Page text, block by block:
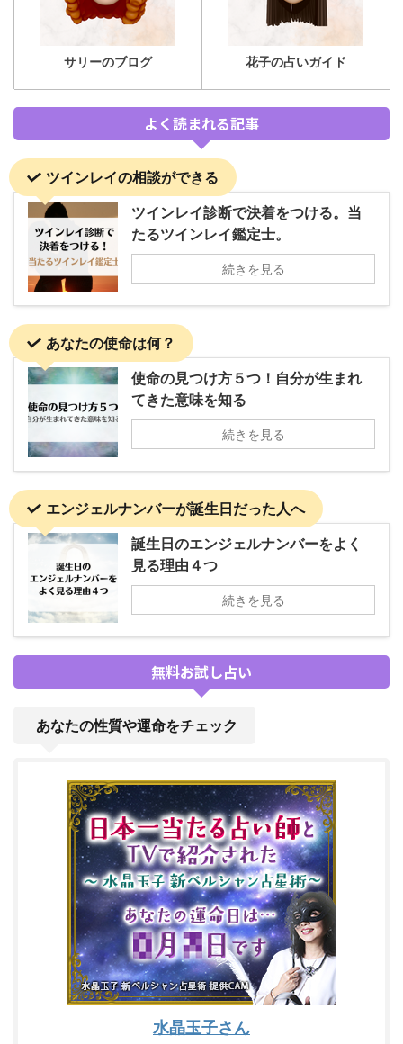
サリーのブログ 花子の占いガイド
よく読まれる記事
ツインレイの相談ができる
ツインレイ診断で決着をつける。当
たるツインレイ鑑定士。
続きを見る
あなたの使命は何？
使命の見つけ方５つ！自分が生まれ
てきた意味を知る
続きを見る
エンジェルナンバーが誕生日だった人へ
誕生日のエンジェルナンバーをよく
見る理由４つ
続きを見る
無料お試し占い
あなたの性質や運命をチェック
水晶玉子さん